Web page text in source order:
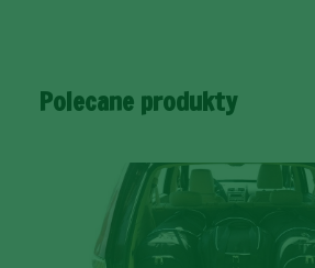
Polecane produkty